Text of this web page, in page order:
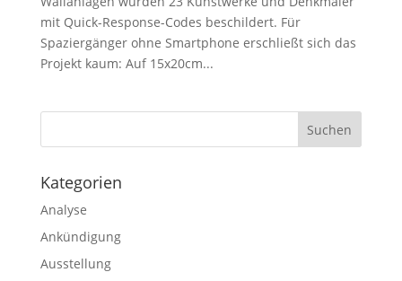
mit Quick-Response-Codes beschildert. Für
Spaziergänger ohne Smartphone erschließt sich das
Projekt kaum: Auf 15x20cm...
Kategorien
Analyse
Ankündigung
Ausstellung